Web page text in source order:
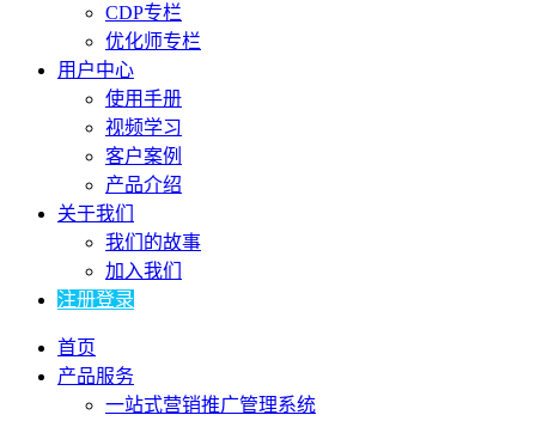
CDP专栏
优化师专栏
用户中心
使用手册
视频学习
客户案例
产品介绍
关于我们
我们的故事
加入我们
注册登录
首页
产品服务
一站式营销推广管理系统